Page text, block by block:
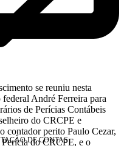
DE CONTAS
se reuniu nesta
André Ferreira para
de Perícias Contábeis
do CRCPE e
contador perito Paulo Cezar,
Perícia do CRCPE, e o